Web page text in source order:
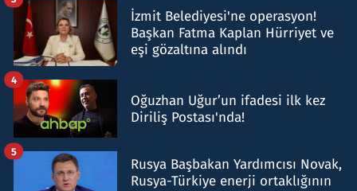
İzmit Belediyesi'ne operasyon!
Başkan Fatma Kaplan Hürriyet ve
eşi gözaltına alındı
Oğuzhan Uğur’un ifadesi ilk kez
Diriliş Postası'nda!
4
Rusya Başbakan Yardımcısı Novak,
Rusya-Türkiye enerji ortaklığının
5